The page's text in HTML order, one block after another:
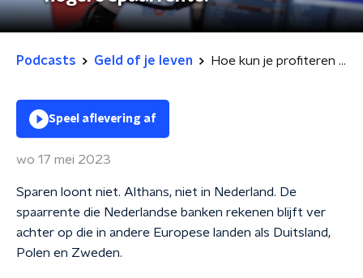
Podcasts Geld of je leven Hoe kun je profiteren van een hogere spaarrente?
Speel aflevering af
wo 17 mei 2023
Sparen loont niet. Althans, niet in Nederland. De
spaarrente die Nederlandse banken rekenen blijft ver
achter op die in andere Europese landen als Duitsland,
Polen en Zweden.